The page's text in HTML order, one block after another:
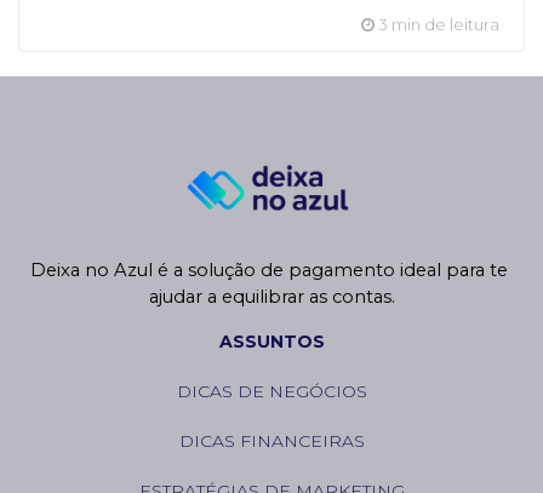
3 min de leitura
Deixa no Azul é a solução de pagamento ideal para te
ajudar a equilibrar as contas.
ASSUNTOS
DICAS DE NEGÓCIOS
DICAS FINANCEIRAS